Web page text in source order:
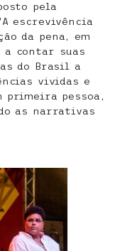
pela
escrevivência
da pena, em
a contar suas
do Brasil a
vividas e
primeira pessoa,
as narrativas